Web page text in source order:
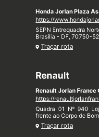
Honda Jorlan Plaza
https://
SEPN Entrequadra
Brasília - DF, 70750-
Traçar rota
Renault
Renault Jorlan France
https://
Quadra 01 Nº 940
frente ao Corpo de
Traçar rota